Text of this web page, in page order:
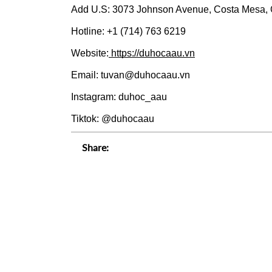
Add U.S: 3073 Johnson Avenue, Costa Mesa,
Hotline: +1 (714) 763 6219
Website: https://duhocaau.vn
Email: tuvan@duhocaau.vn
Instagram: duhoc_aau
Tiktok: @duhocaau
Share: